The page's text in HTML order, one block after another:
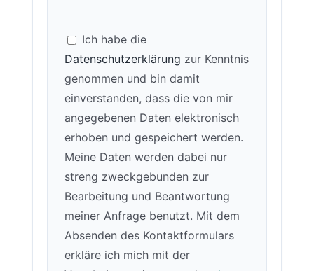
Ich habe die
Datenschutzerklärung zur Kenntnis
genommen und bin damit
einverstanden, dass die von mir
angegebenen Daten elektronisch
erhoben und gespeichert werden.
Meine Daten werden dabei nur
streng zweckgebunden zur
Bearbeitung und Beantwortung
meiner Anfrage benutzt. Mit dem
Absenden des Kontaktformulars
erkläre ich mich mit der